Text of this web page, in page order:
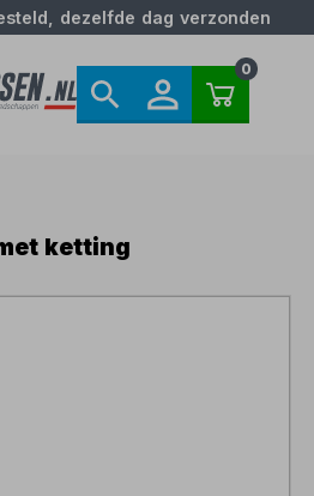
dezelfde dag verzonden
0
ketting